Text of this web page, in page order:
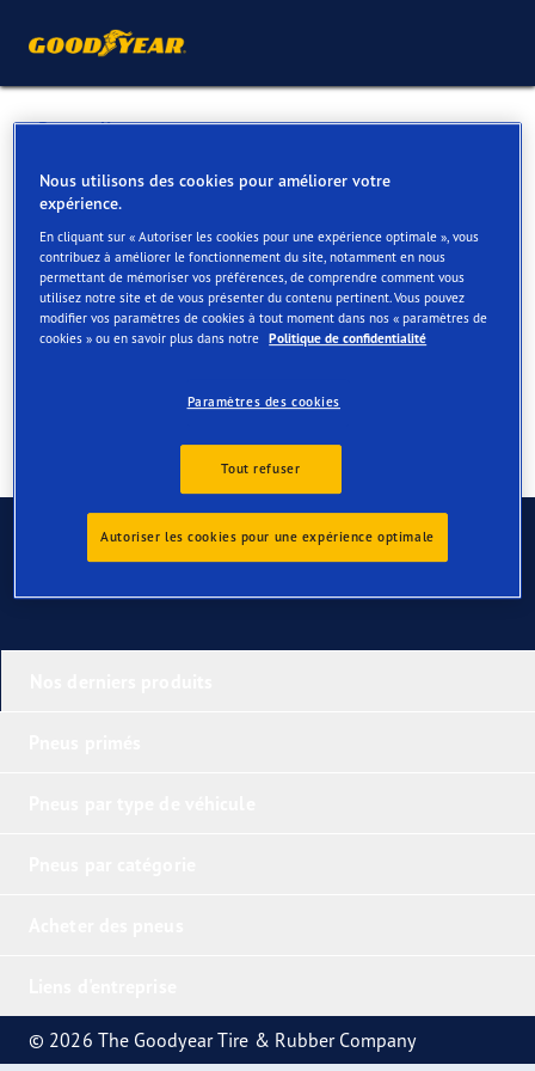
Retour liste
GARAGE CRETS BVBA
Services disponibles en ligne et en magasin
Contact Services
Contactez-nous
© 2026 The Goodyear Tire & Rubber Company
Nous utilisons des cookies pour améliorer votre
expérience.
En cliquant sur « Autoriser les cookies pour une expérience optimale », vous
contribuez à améliorer le fonctionnement du site, notamment en nous
permettant de mémoriser vos préférences, de comprendre comment vous
utilisez notre site et de vous présenter du contenu pertinent. Vous pouvez
modifier vos paramètres de cookies à tout moment dans nos « paramètres de
cookies » ou en savoir plus dans notre Politique de confidentialité
Paramètres des cookies
Tout refuser
Autoriser les cookies pour une expérience optimale